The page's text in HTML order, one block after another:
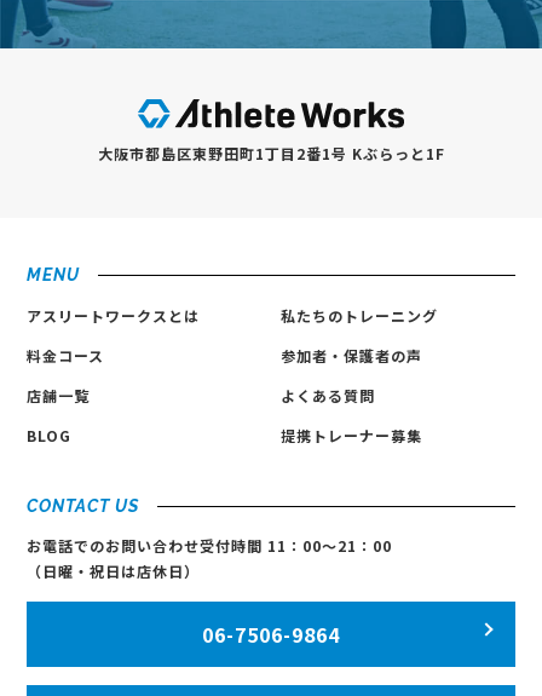
大阪市都島区東野田町1丁目2番1号 Kぶらっと1F
MENU
アスリートワークスとは
私たちのトレーニング
料金コース
参加者・保護者の声
店舗一覧
よくある質問
BLOG
提携トレーナー募集
CONTACT US
お電話でのお問い合わせ受付時間 11：00〜21：00
（日曜・祝日は店休日）
06-7506-9864